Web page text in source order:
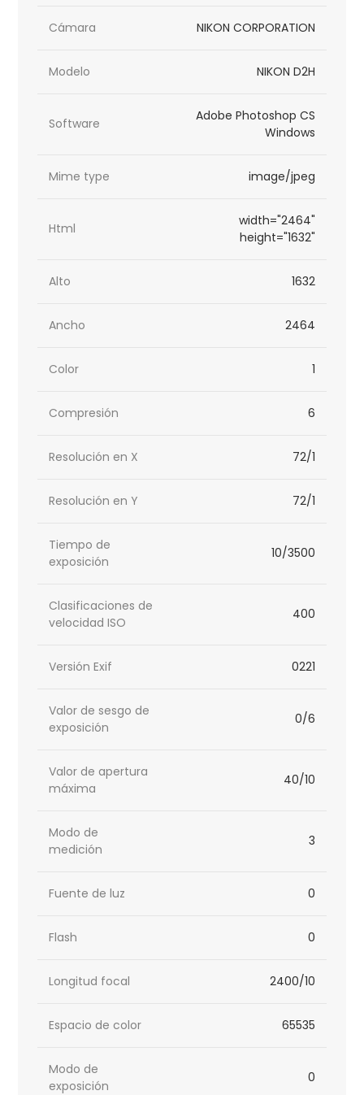
Cámara NIKON CORPORATION
Modelo NIKON D2H
Software
Adobe Photoshop CS
Windows
Mime type image/jpeg
Html
width="2464"
height="1632"
Alto 1632
Ancho 2464
Color 1
Compresión 6
Resolución en X 72/1
Resolución en Y 72/1
Tiempo de
exposición
10/3500
Clasificaciones de
velocidad ISO
400
Versión Exif 0221
Valor de sesgo de
exposición
0/6
Valor de apertura
máxima
40/10
Modo de
medición
3
Fuente de luz 0
Flash 0
Longitud focal 2400/10
Espacio de color 65535
Modo de
exposición
0